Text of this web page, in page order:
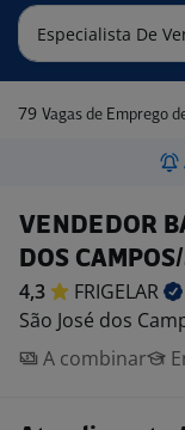
79 Vagas de Emprego de
VENDEDOR
DOS
4,3
FRIGELAR
São José dos
A combinar